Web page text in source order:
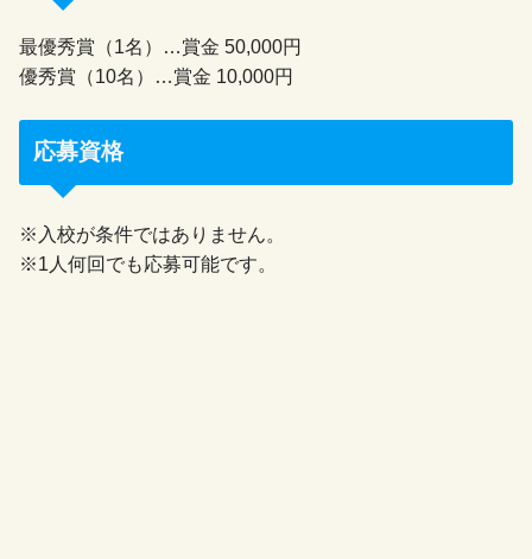
最優秀賞（1名）…賞金 50,000円
優秀賞（10名）…賞金 10,000円
応募資格
※入校が条件ではありません。
※1人何回でも応募可能です。